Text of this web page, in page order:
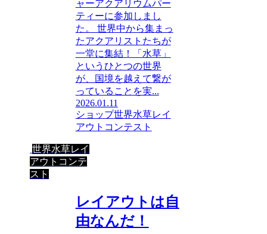
ャーアクアリウムパー
ティーに参加しまし
た。 世界中から集まっ
たアクアリストたちが
一堂に集結！「水草」
というひとつの世界
が、国境を越えて繋が
っていることを実...
2026.01.11
ショップ世界水草レイ
アウトコンテスト
世界水草レイ
アウトコンテ
スト
レイアウトは自
由なんだ！